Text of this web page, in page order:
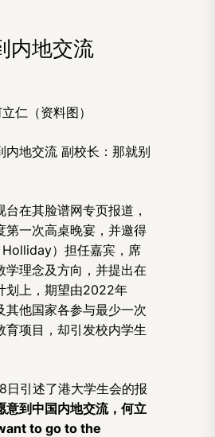
内地交流
仁（资料图）
内地交流 副校长：那就别
在其脸谱网专页报道，
第一次高桌晚宴，并邀得
）担任嘉宾，席
学理念及方向，并提出在
划上，期望由2022年
其他国家各参与最少一次
育项目，却引发校内学生
日引述了港大学生会的报
意到中国内地交流，何立
to go to the